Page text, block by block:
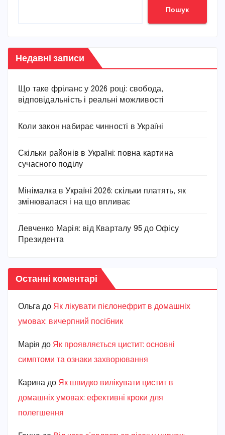
Пошук
Недавні записи
Що таке фріланс у 2026 році: свобода,
відповідальність і реальні можливості
Коли закон набирає чинності в Україні
Скільки районів в Україні: повна картина
сучасного поділу
Мінімалка в Україні 2026: скільки платять, як
змінювалася і на що впливає
Левченко Марія: від Кварталу 95 до Офісу
Президента
Останні коментарі
Ольга до Як лікувати пієлонефрит в домашніх
умовах: вичерпний посібник
Марiя до Як проявляється цистит: основні
симптоми та ознаки захворювання
Карина до Як швидко вилікувати цистит в
домашніх умовах: ефективні кроки для
полегшення